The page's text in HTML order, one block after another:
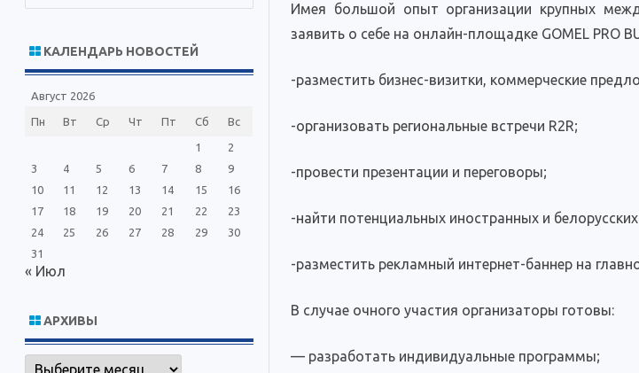
Имея большой опыт организации крупных
заявить о себе на онлайн-площадке GOMEL PRO
-разместить бизнес-визитки, коммерческие
-организовать региональные встречи R2R;
-провести презентации и переговоры;
-найти потенциальных иностранных и
-разместить рекламный интернет-баннер на
В случае очного участия организаторы готовы:
— разработать индивидуальные программы;
КАЛЕНДАРЬ НОВОСТЕЙ
Август 2026
Пн Вт Ср Чт Пт Сб Вс
1
2
3
4 5 6 7 8
9
10
11 12 13 14 15
16
17
18 19 20 21 22
23
24
25 26 27 28 29
30
31
« Июл
АРХИВЫ
Архивы